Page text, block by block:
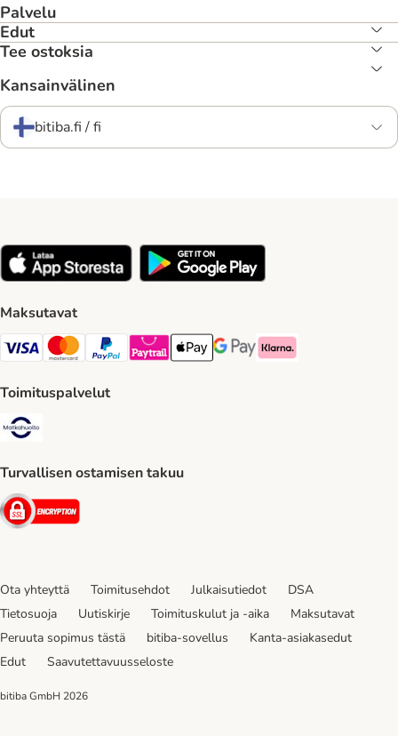
Palvelu
Edut
Tee ostoksia
Kansainvälinen
bitiba.fi / fi
Maksutavat
VISA Payment Method
Mastercard Payment Method
Paypal Payment Method
Paytrail Payment Method
Apple Pay Payment Method
Google Pay Payment Method
Klarna Payment Method
Toimituspalvelut
Turvallisen ostamisen takuu
Security
Ota yhteyttä Toimitusehdot Julkaisutiedot
DSA
Tietosuoja
Uutiskirje Toimituskulut ja -aika
Maksutavat
Peruuta sopimus tästä
bitiba-sovellus
Kanta-asiakasedut
Edut
Saavutettavuusseloste
bitiba GmbH 2026